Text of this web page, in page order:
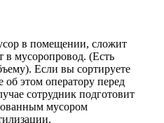
в помещении, сложит
в мусоропровод. (Есть
Если вы сортируете
об этом оператору перед
сотрудник подготовит
мусором